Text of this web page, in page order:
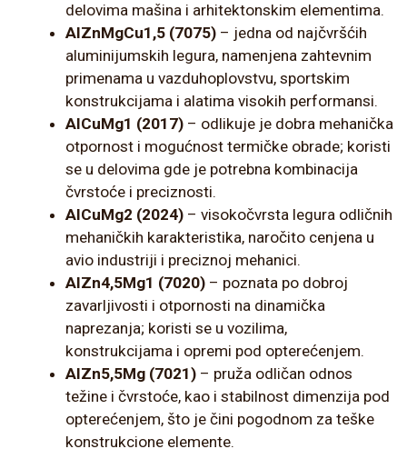
delovima mašina i arhitektonskim elementima.
AlZnMgCu1,5 (7075) – jedna od najčvršćih
aluminijumskih legura, namenjena zahtevnim
primenama u vazduhoplovstvu, sportskim
konstrukcijama i alatima visokih performansi.
AlCuMg1 (2017) – odlikuje je dobra mehanička
otpornost i mogućnost termičke obrade; koristi
se u delovima gde je potrebna kombinacija
čvrstoće i preciznosti.
AlCuMg2 (2024) – visokočvrsta legura odličnih
mehaničkih karakteristika, naročito cenjena u
avio industriji i preciznoj mehanici.
AlZn4,5Mg1 (7020) – poznata po dobroj
zavarljivosti i otpornosti na dinamička
naprezanja; koristi se u vozilima,
konstrukcijama i opremi pod opterećenjem.
AlZn5,5Mg (7021) – pruža odličan odnos
težine i čvrstoće, kao i stabilnost dimenzija pod
opterećenjem, što je čini pogodnom za teške
konstrukcione elemente.